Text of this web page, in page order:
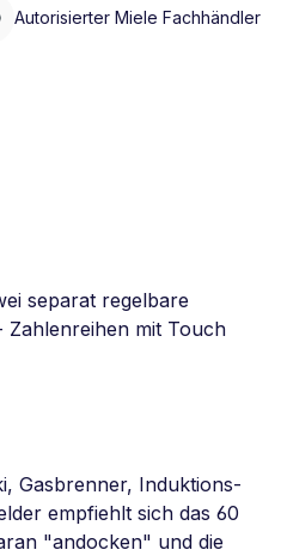
Autorisierter Miele Fachhändler
separat regelbare
Zahlenreihen mit Touch
Gasbrenner, Induktions-
empfiehlt sich das 60
"andocken" und die